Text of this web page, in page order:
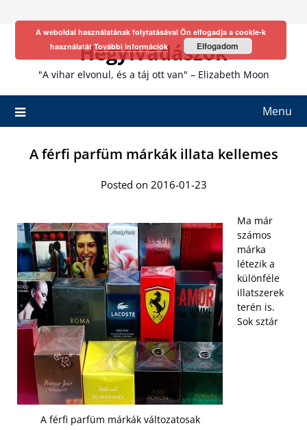
Hegyivadászok
"A vihar elvonul, és a táj ott van" – Elizabeth Moon
Menu
A férfi parfüm márkák illata kellemes
Posted on 2016-01-23
A férfi parfüm márkák változatosak
Ma már
számos
márka
létezik a
különféle
illatszerek
terén is.
Sok sztár
A weboldal használatának folytatásával Ön elfogadja a cookie-k
használatátTovábbi információk Elfogadom